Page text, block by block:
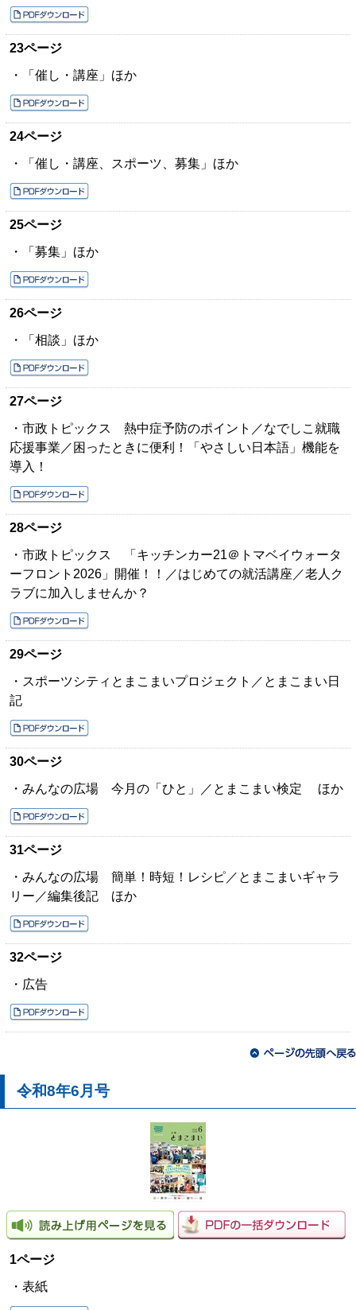
23ページ
・「催し・講座」ほか
24ページ
・「催し・講座、スポーツ、募集」ほか
25ページ
・「募集」ほか
26ページ
・「相談」ほか
27ページ
・市政トピックス 熱中症予防のポイント／なでしこ就職
応援事業／困ったときに便利！「やさしい日本語」機能を
導入！
28ページ
・市政トピックス 「キッチンカー21＠トマベイウォータ
ーフロント2026」開催！！／はじめての就活講座／老人ク
ラブに加入しませんか？
29ページ
・スポーツシティとまこまいプロジェクト／とまこまい日
記
30ページ
・みんなの広場 今月の「ひと」／とまこまい検定 ほか
31ページ
・みんなの広場 簡単！時短！レシピ／とまこまいギャラ
リー／編集後記 ほか
32ページ
・広告
令和8年6月号
1ページ
・表紙